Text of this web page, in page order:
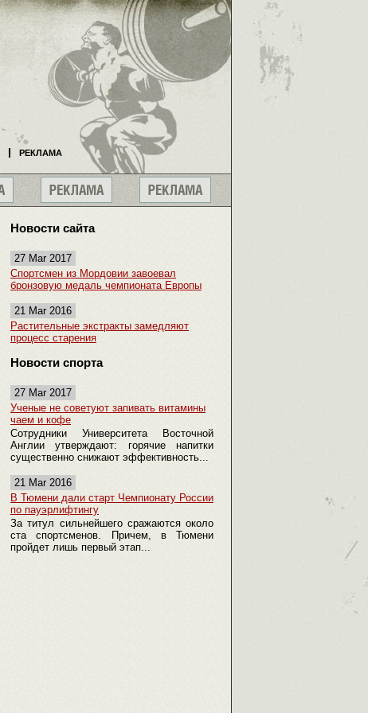
Новости сайта
27 Mar 2017
Спортсмен из Мордовии завоевал
бронзовую медаль чемпионата Европы
21 Mar 2016
Растительные экстракты замедляют
процесс старения
Новости спорта
27 Mar 2017
Ученые не советуют запивать витамины
чаем и кофе
Сотрудники Университета Восточной
Англии утверждают: горячие напитки
существенно снижают эффективность...
21 Mar 2016
В Тюмени дали старт Чемпионату России
по пауэрлифтингу
За титул сильнейшего сражаются около
ста спортсменов. Причем, в Тюмени
пройдет лишь первый этап...
РЕКЛАМА